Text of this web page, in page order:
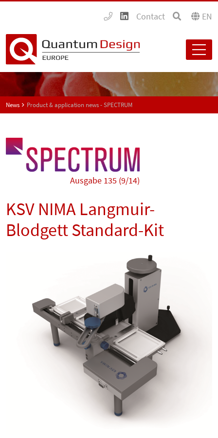
Contact EN
News Product & application news - SPECTRUM
Ausgabe 135 (9/14)
KSV NIMA Langmuir-
Blodgett Standard-Kit